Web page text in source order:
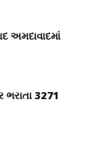
અમદાવાદમાં
ભરાતા 3271